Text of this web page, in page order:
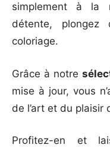
simplement à la
détente, plongez
coloriage.
Grâce à notre
mise à jour, vous
de l’art et du plaisir
Profitez-en et